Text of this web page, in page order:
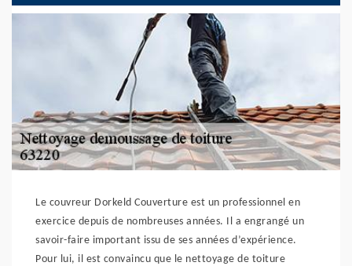
Le couvreur Dorkeld Couverture est un professionnel en
exercice depuis de nombreuses années. Il a engrangé un
savoir-faire important issu de ses années d’expérience.
Pour lui, il est convaincu que le nettoyage de toiture